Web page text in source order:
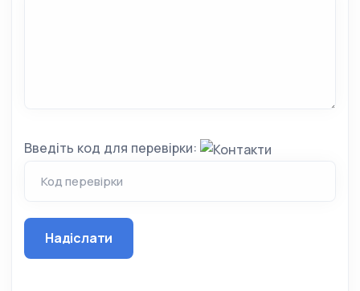
Введіть код для перевірки:
Надіслати